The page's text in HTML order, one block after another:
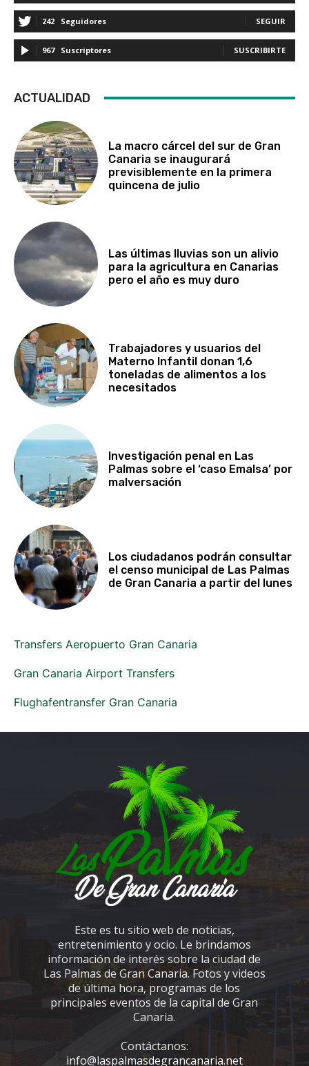
242 Seguidores SEGUIR
967 Suscriptores SUSCRIBIRTE
ACTUALIDAD
La macro cárcel del sur de Gran
Canaria se inaugurará
previsiblemente en la primera
quincena de julio
Las últimas lluvias son un alivio
para la agricultura en Canarias
pero el año es muy duro
Trabajadores y usuarios del
Materno Infantil donan 1,6
toneladas de alimentos a los
necesitados
Investigación penal en Las
Palmas sobre el ‘caso Emalsa’ por
malversación
Los ciudadanos podrán consultar
el censo municipal de Las Palmas
de Gran Canaria a partir del lunes
Transfers Aeropuerto Gran Canaria
Gran Canaria Airport Transfers
Flughafentransfer Gran Canaria
Este es tu sitio web de noticias,
entretenimiento y ocio. Le brindamos
información de interés sobre la ciudad de
Las Palmas de Gran Canaria. Fotos y videos
de última hora, programas de los
principales eventos de la capital de Gran
Canaria.
Contáctanos:
info@laspalmasdegrancanaria.net